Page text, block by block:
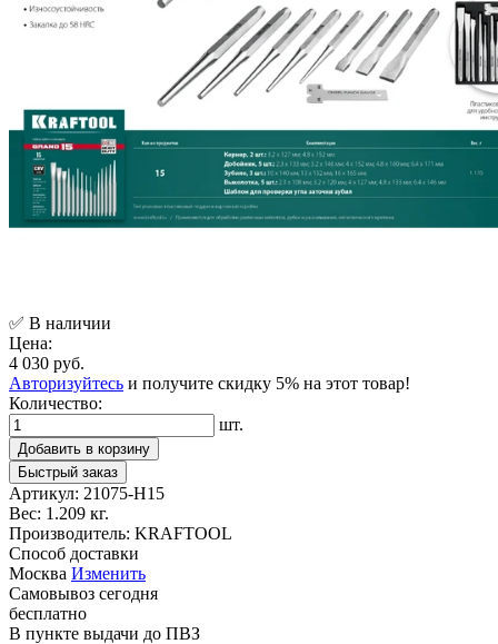
✅ В наличии
Цена:
4 030 руб.
Авторизуйтесь и получите скидку 5% на этот товар!
Количество:
шт.
Добавить в корзину
Быстрый заказ
Артикул: 21075-H15
Вес: 1.209 кг.
Производитель: KRAFTOOL
Способ доставки
Москва Изменить
Самовывоз сегодня
бесплатно
В пункте выдачи до ПВЗ